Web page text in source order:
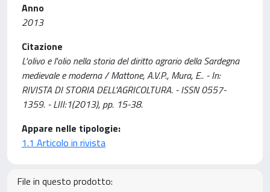
Anno
2013
Citazione
L'olivo e l'olio nella storia del diritto agrario della Sardegna
medievale e moderna / Mattone, A.V.P., Mura, E.. - In:
RIVISTA DI STORIA DELL'AGRICOLTURA. - ISSN 0557-
1359. - LIII:1(2013), pp. 15-38.
Appare nelle tipologie:
1.1 Articolo in rivista
File in questo prodotto: